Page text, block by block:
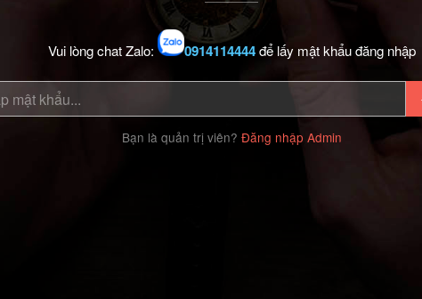
Vui lòng chat Zalo: 0914114444để lấy mật khẩu đăng nhập
Bạn là quản trị viên? Đăng nhập Admin